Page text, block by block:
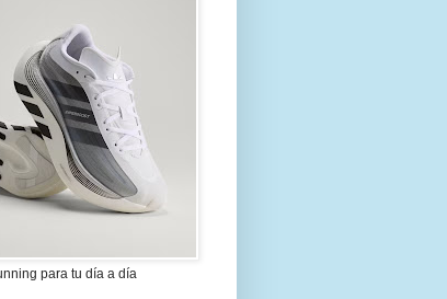
para tu día a día